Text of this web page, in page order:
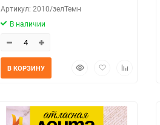
Артикул: 2010/зелТемн
В наличии
БыстрыйДобавитьДобавить
В КОРЗИНУ